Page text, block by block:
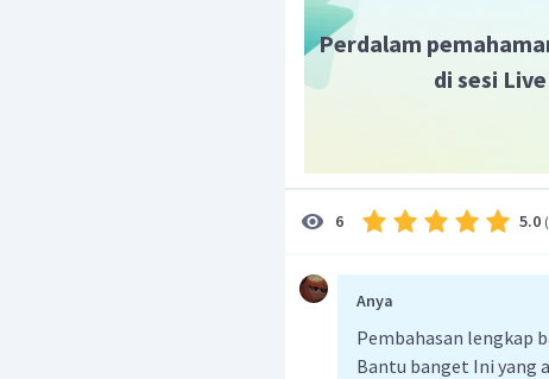
Perdalam
di sesi
6 5.0 (
Anya
Pembahasan lengkap
Bantu banget Ini yang